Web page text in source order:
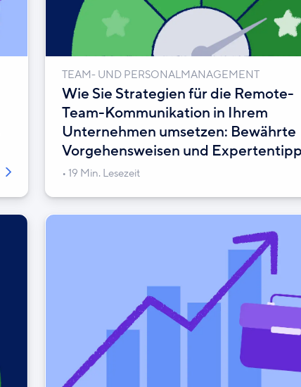
TEAM- UND PERSONALMANAGEMENT
Wie Sie Strategien für die Remote-
Team-Kommunikation in Ihrem
Unternehmen umsetzen: Bewährte
Vorgehensweisen und
19 Min. Lesezeit